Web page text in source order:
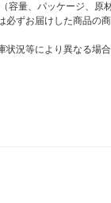
容量、パッケージ、原
ずお届けした商品の
況等により異なる場